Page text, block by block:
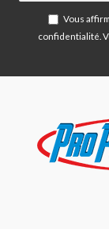
Vous
confidentialité .